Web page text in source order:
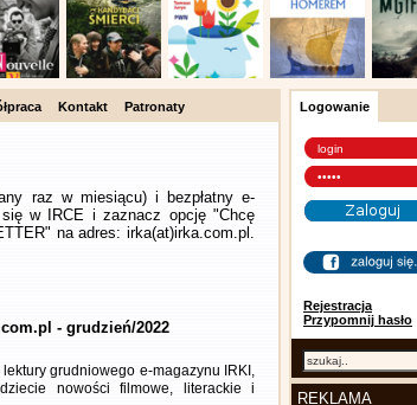
Kontakt Patronaty
raz w miesiącu) i bezpłatny e-
w IRCE i zaznacz opcję "Chcę
na adres: irka(at)irka.com.pl.
- grudzień/2022
grudniowego e-magazynu IRKI,
nowości filmowe, literackie i
Logowanie
Rejestracja
Przypomnij hasło
REKLAMA